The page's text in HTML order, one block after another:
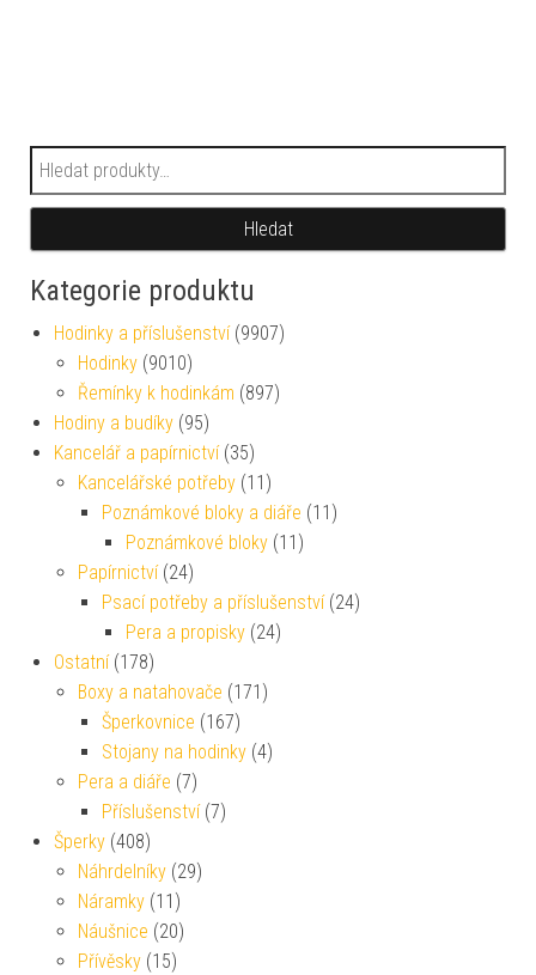
Hledat:
Hledat
Kategorie produktu
Hodinky a příslušenství (9907)
Hodinky (9010)
Řemínky k hodinkám (897)
Hodiny a budíky (95)
Kancelář a papírnictví (35)
Kancelářské potřeby (11)
Poznámkové bloky a diáře (11)
Poznámkové bloky (11)
Papírnictví (24)
Psací potřeby a příslušenství (24)
Pera a propisky (24)
Ostatní (178)
Boxy a natahovače (171)
Šperkovnice (167)
Stojany na hodinky (4)
Pera a diáře (7)
Příslušenství (7)
Šperky (408)
Náhrdelníky (29)
Náramky (11)
Náušnice (20)
Přívěsky (15)